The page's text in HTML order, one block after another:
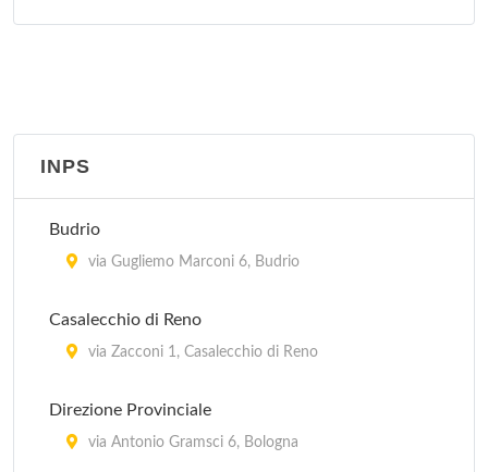
via Porrettana 216, Sasso Marconi
INPS
Budrio
via Gugliemo Marconi 6, Budrio
Casalecchio di Reno
via Zacconi 1, Casalecchio di Reno
Direzione Provinciale
via Antonio Gramsci 6, Bologna